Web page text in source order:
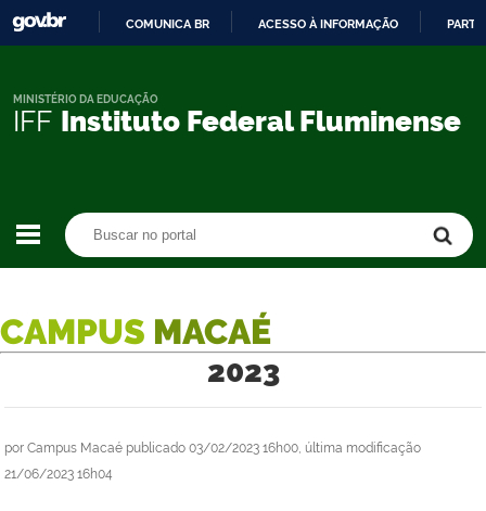
CONTEÚDO
COMUNICA BR ACESSO À INFORMAÇÃO
IFF Instituto Federal Fluminense
MINISTÉRIO DA EDUCAÇÃO
CAMPUS MACAÉ
2023
por Campus Macaé publicado 03/02/2023 16h00, última modificação
21/06/2023 16h04